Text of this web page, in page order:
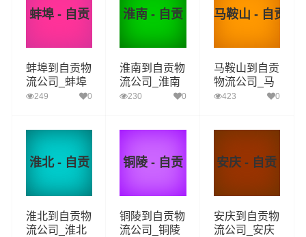
蚌埠 - 自贡
蚌埠到自贡物
流公司_蚌埠
到自贡货运_
249 0
淮南 - 自贡
淮南到自贡物
流公司_淮南
到自贡货运_
230 0
马鞍山 - 自贡
马鞍山到自贡
物流公司_马
鞍山到自贡货
423 0
淮北 - 自贡
淮北到自贡物
流公司_淮北
铜陵 - 自贡
铜陵到自贡物
流公司_铜陵
安庆 - 自贡
安庆到自贡物
流公司_安庆